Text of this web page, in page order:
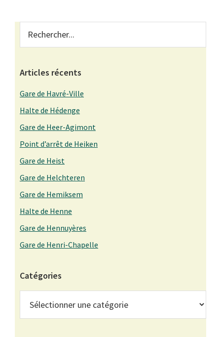
Primary
Sidebar
Articles récents
Gare de Havré-Ville
Halte de Hédenge
Gare de Heer-Agimont
Point d’arrêt de Heiken
Gare de Heist
Gare de Helchteren
Gare de Hemiksem
Halte de Henne
Gare de Hennuyères
Gare de Henri-Chapelle
Catégories